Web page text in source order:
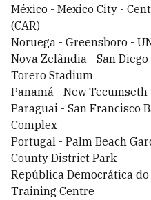
México - Mexico City -
(CAR)
Noruega - Greensboro -
Nova Zelândia - San
Torero Stadium
Panamá - New
Paraguai - San Francisco
Complex
Portugal - Palm Beach
County District Park
República Democrática
Training Centre